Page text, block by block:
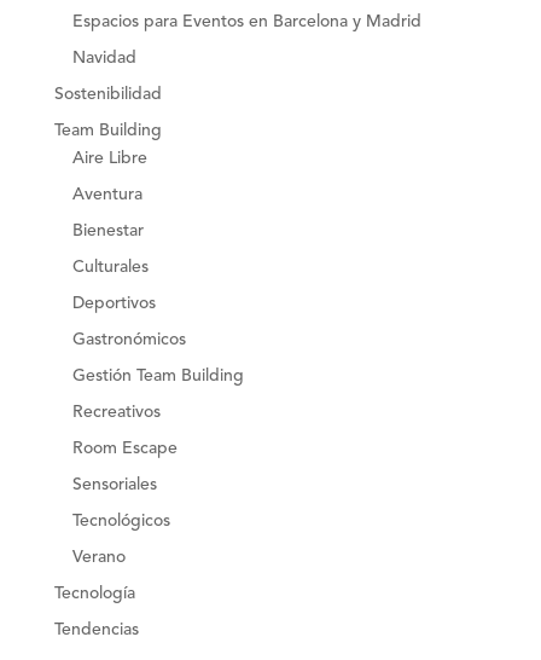
Espacios para Eventos en Barcelona y Madrid
Navidad
Sostenibilidad
Team Building
Aire Libre
Aventura
Bienestar
Culturales
Deportivos
Gastronómicos
Gestión Team Building
Recreativos
Room Escape
Sensoriales
Tecnológicos
Verano
Tecnología
Tendencias